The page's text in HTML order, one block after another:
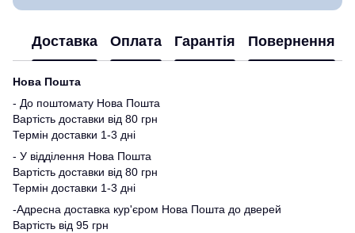
Доставка Оплата Гарантія Повернення
Нова Пошта
- До поштомату Нова Пошта
Вартість доставки від 80 грн
Термін доставки 1-3 дні
- У відділення Нова Пошта
Вартість доставки від 80 грн
Термін доставки 1-3 дні
-Адресна доставка кур'єром Нова Пошта до дверей
Вартість від 95 грн